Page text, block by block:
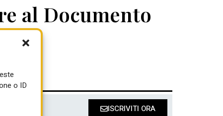
o ID
al Documento
ISCRIVITI ORA